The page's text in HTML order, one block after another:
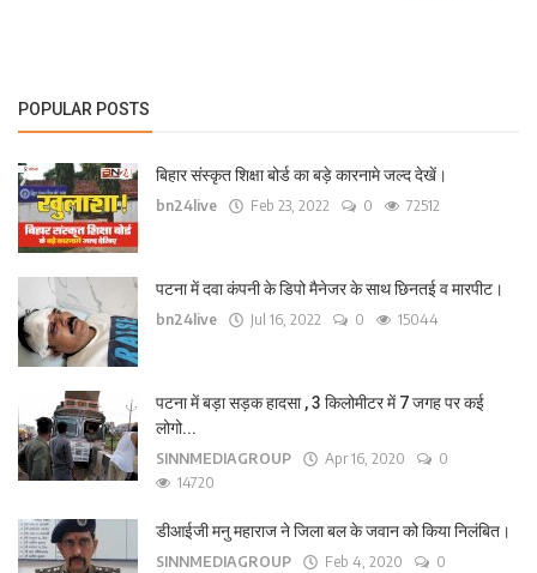
POPULAR POSTS
बिहार संस्कृत शिक्षा बोर्ड का बड़े कारनामे जल्द देखें।
bn24live Feb 23, 2022 0 72512
पटना में दवा कंपनी के डिपो मैनेजर के साथ छिनतई व मारपीट।
bn24live Jul 16, 2022 0 15044
पटना में बड़ा सड़क हादसा , 3 किलोमीटर में 7 जगह पर कई
लोगो...
SINNMEDIAGROUP Apr 16, 2020
0
14720
डीआईजी मनु महाराज ने जिला बल के जवान को किया निलंबित।
SINNMEDIAGROUP Feb 4, 2020
0